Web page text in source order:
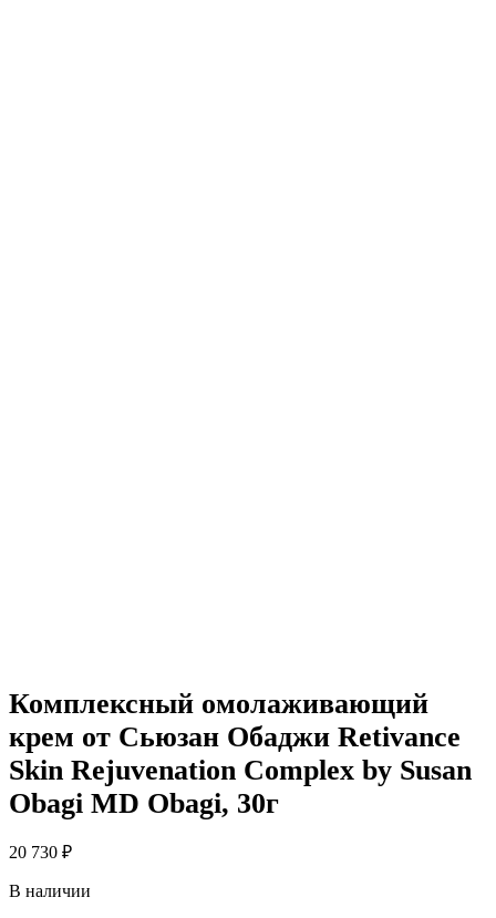
Комплексный омолаживающий
крем от Сьюзан Обаджи Retivance
Skin Rejuvenation Complex by Susan
Obagi MD Obagi, 30г
20 730 ₽
В наличии